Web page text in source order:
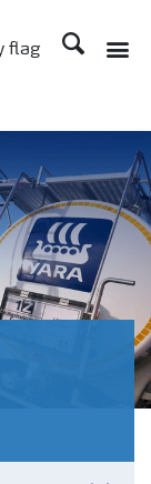
Søk